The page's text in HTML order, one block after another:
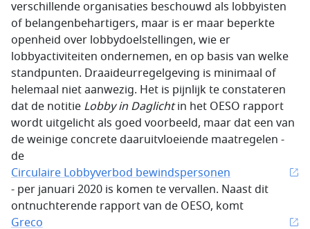
verschillende organisaties beschouwd als lobbyisten
of belangenbehartigers, maar is er maar beperkte
openheid over lobbydoelstellingen, wie er
lobbyactiviteiten ondernemen, en op basis van welke
standpunten. Draaideurregelgeving is minimaal of
helemaal niet aanwezig. Het is pijnlijk te constateren
dat de notitie Lobby in Daglichtin het OESO rapport
wordt uitgelicht als goed voorbeeld, maar dat een van
de weinige concrete daaruitvloeiende maatregelen -
de
Circulaire Lobbyverbod bewindspersonen
- per januari 2020 is komen te vervallen. Naast dit
ontnuchterende rapport van de OESO, komt
Greco